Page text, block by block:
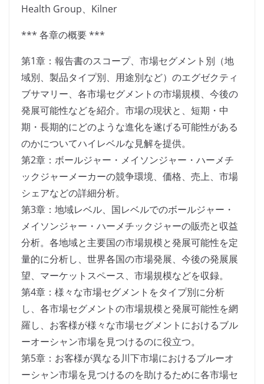
Health Group、Kilner
*** 各章の概要 ***
第1章：報告書のスコープ、市場セグメント別（地
域別、製品タイプ別、用途別など）のエグゼクティ
ブサマリー、各市場セグメントの市場規模、今後の
発展可能性などを紹介。市場の現状と、短期・中
期・長期的にどのような進化を遂げる可能性がある
のかについてハイレベルな見解を提供。
第2章：ボールジャー・メイソンジャー・ハーメチ
ックジャーメーカーの競争環境、価格、売上、市場
シェアなどの詳細分析。
第3章：地域レベル、国レベルでのボールジャー・
メイソンジャー・ハーメチックジャーの販売と収益
分析。各地域と主要国の市場規模と発展可能性を定
量的に分析し、世界各国の市場発展、今後の発展展
望、マーケットスペース、市場規模などを収録。
第4章：様々な市場セグメントをタイプ別に分析
し、各市場セグメントの市場規模と発展可能性を網
羅し、お客様が様々な市場セグメントにおけるブル
ーオーシャン市場を見つけるのに役立つ。
第5章：お客様が異なる川下市場におけるブルーオ
ーシャン市場を見つけるのを助けるために各市場セ